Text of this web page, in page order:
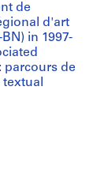
de
d'art
in 1997-
parcours de